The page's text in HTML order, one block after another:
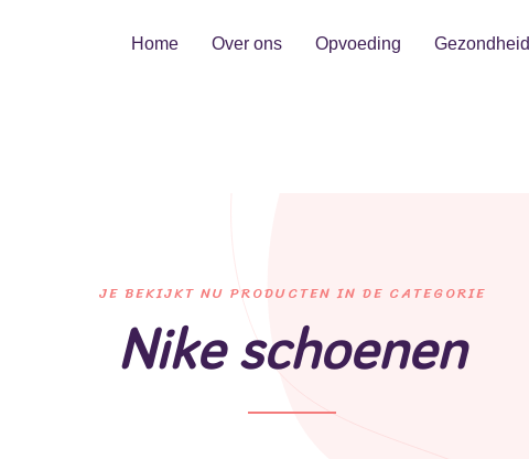
Home Over ons Opvoeding Gezondheid
JE BEKIJKT NU PRODUCTEN IN DE CATEGORIE
Nike schoenen